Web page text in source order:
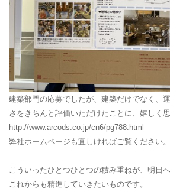
建築部門の応募でしたが、建築だけでなく、
さをきちんと評価いただけたことに、嬉しく思
http://www.arcods.co.jp/cn6/pg788.html
弊社ホームページも宜しければご覧ください。
こういったひとつひとつの積み重ねが、明日へ
これからも精進していきたいものです。